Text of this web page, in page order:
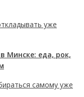
уже
Минске: еда, рок,
самому уже